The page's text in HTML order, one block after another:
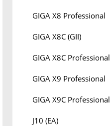
GIGA X8 Professional
GIGA X8C (GII)
GIGA X8C Professional
GIGA X9 Professional
GIGA X9C Professional
J10 (EA)